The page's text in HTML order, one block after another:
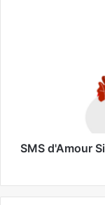
SMS d'Amour